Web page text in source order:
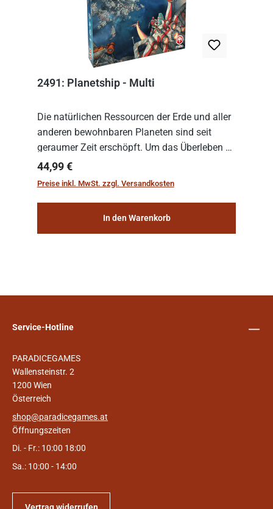
2491: Planetship - Multi
Die natürlichen Ressourcen der Erde und aller
anderen bewohnbaren Planeten sind seit
geraumer Zeit erschöpft. Um das Überleben zu
sichern, wurden die sogenannten
„Weltenschiffe“ gebaut. Auf diesen
Regulärer Preis:
44,99 €
Preise inkl. MwSt. zzgl. Versandkosten
In den Warenkorb
Service-Hotline
PARADICEGAMES
Wallensteinstr. 2
1200 Wien
Österreich
shop@paradicegames.at
Öffnungszeiten
Di. - Fr.: 10:00 18:00
Sa.: 10:00 - 14:00